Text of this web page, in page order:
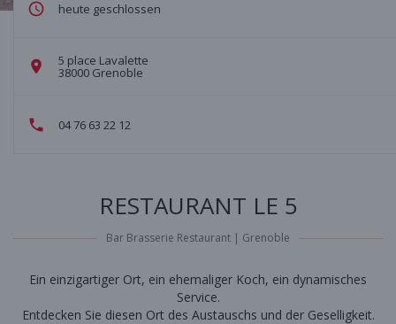
heute geschlossen
5 place Lavalette
38000 Grenoble
04 76 63 22 12
RESTAURANT LE 5
Bar Brasserie Restaurant | Grenoble
Ein einzigartiger Ort, ein ehemaliger Koch, ein dynamisches
Service.
Entdecken Sie diesen Ort des Austauschs und der Geselligkeit.